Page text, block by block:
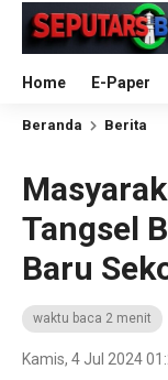
Home E-Paper
Beranda Berita
Tangsel
Baru
waktu baca 2 menit
Kamis, 4 Jul 2024